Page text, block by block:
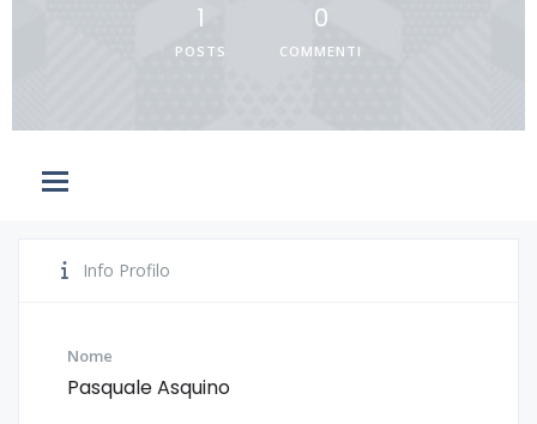
1
POSTS
0
COMMENTI
Info Profilo
Nome
Pasquale Asquino